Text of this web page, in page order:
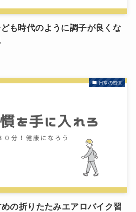
も時代のように調子が良くな
日常の習慣
の折りたたみエアロバイク習